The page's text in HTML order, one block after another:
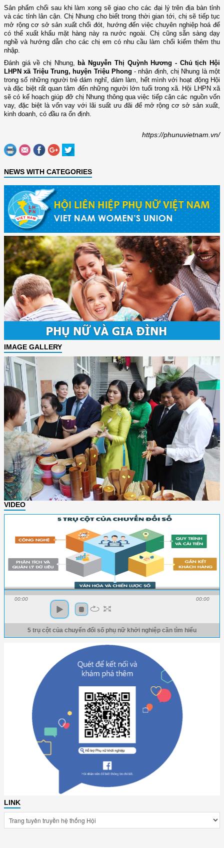
Sản phẩm chổi sau khi làm xong sẽ giao cho các đại lý trên địa bàn tỉnh
và các tỉnh lân cận. Chị Nhung cho biết trong thời gian tới, chị sẽ tiếp tục
mở rộng cơ sở sản xuất chổi đót, hướng đến việc chuyên nghiệp hoá để
có thể xuất khẩu mặt hàng này ra nước ngoài. Chị cũng sẵn sàng dạy
nghề và hướng dẫn cho các chị em có nhu cầu làm chổi kiếm thêm thu
nhập.
Đánh giá về chị Nhung, bà Nguyễn Thị Quỳnh Hương - Chủ tịch Hội
LHPN xã Triệu Trung, huyện Triệu Phong- nhận định, chị Nhung là một
trong số những người trẻ dám nghĩ, dám làm, hết mình với hoạt động Hội
và đặc biệt rất quan tâm đến những người lớn tuổi trong xã. Hội LHPN xã
sẽ có kế hoạch giúp đỡ chị Nhung thông qua việc tiếp cận các nguồn vốn
vay, đặc biệt là vốn vay với lãi suất ưu đãi để mở rộng cơ sở sản xuất,
kinh doanh, có đầu ra ổn định.
https://phunuvietnam.vn/
NEWS WITH CATEGORIES
IMAGE GALLERY
VIDEO
00:00 00:00
5 trụ cột của chuyển đổi số phụ nữ khởi nghiệp cần tìm hiểu
LINK